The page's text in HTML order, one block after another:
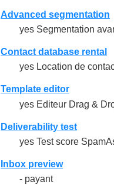
Advanced segmentation
yes Segmentation
Contact database rental
yes Location de
Template editor
yes Editeur Drag &
Deliverability test
yes Test score
Inbox preview
- payant